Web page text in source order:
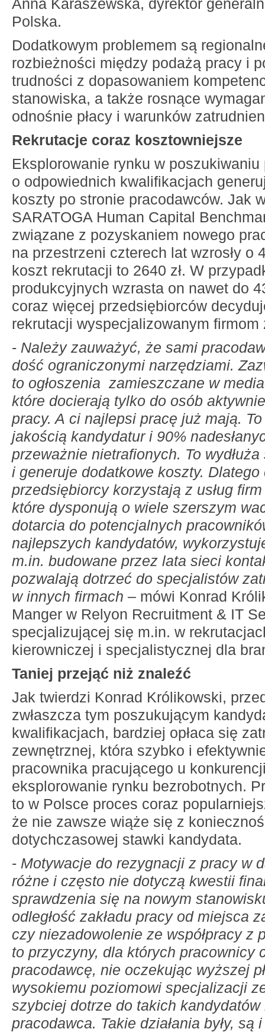
Anna Karaszewska, dyrektor
Polska.
Dodatkowym problemem są
rozbieżności między podażą pracy i
trudności z dopasowaniem
stanowiska, a także rosnące
odnośnie płacy i warunków
Rekrutacje coraz kosztowniejsze
Eksplorowanie rynku w poszukiwaniu
o odpowiednich kwalifikacjach
koszty po stronie pracodawców. Jak
SARATOGA Human Capital
związane z pozyskaniem nowego
na przestrzeni czterech lat wzrosły o
koszt rekrutacji to 2640 zł. W
produkcyjnych wzrasta on nawet do
coraz więcej przedsiębiorców
rekrutacji wyspecjalizowanym firmom
- Należy zauważyć, że sami
dość ograniczonymi narzędziami.
to ogłoszenia zamieszczane w
które docierają tylko do osób
pracy. A ci najlepsi pracę już mają.
jakością kandydatur i 90%
przeważnie nietrafionych. To
i generuje dodatkowe koszty.
przedsiębiorcy korzystają z usług
które dysponują o wiele szerszym
dotarcia do potencjalnych
najlepszych kandydatów,
m.in. budowane przez lata sieci
pozwalają dotrzeć do specjalistów
w innych firmach – mówi Konrad
Manger w Relyon Recruitment & IT
specjalizującej się m.in. w
kierowniczej i specjalistycznej dla
Taniej przejąć niż znaleźć
Jak twierdzi Konrad Królikowski,
zwłaszcza tym poszukującym
kwalifikacjach, bardziej opłaca się
zewnętrznej, która szybko i
pracownika pracującego u
eksplorowanie rynku bezrobotnych.
to w Polsce proces coraz
że nie zawsze wiąże się z
dotychczasowej stawki kandydata.
- Motywacje do rezygnacji z pracy w
różne i często nie dotyczą kwestii
sprawdzenia się na nowym
odległość zakładu pracy od miejsca
czy niezadowolenie ze współpracy z
to przyczyny, dla których pracownicy
pracodawcę, nie oczekując wyższej
wysokiemu poziomowi specjalizacji
szybciej dotrze do takich kandydatów
pracodawca. Takie działania były, są